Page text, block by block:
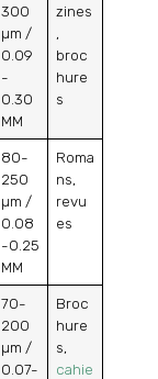
300
µm /
0.09
-
0.30
MM
zines
,
broc
hure
s
80-
250
µm /
0.08
-0.25
MM
Roma
ns,
revu
es
70-
200
µm /
0.07-
Broc
hure
s,
cahie